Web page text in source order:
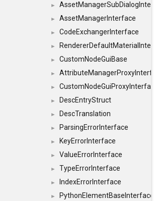
►
► AssetManagerInterface
► CodeExchangerInterface
►
► CustomNodeGuiBase
►
► CustomNodeGuiProxyInterface
► DescEntryStruct
► DescTranslation
► ParsingErrorInterface
► KeyErrorInterface
► ValueErrorInterface
► TypeErrorInterface
► IndexErrorInterface
► PythonElementBaseInterface